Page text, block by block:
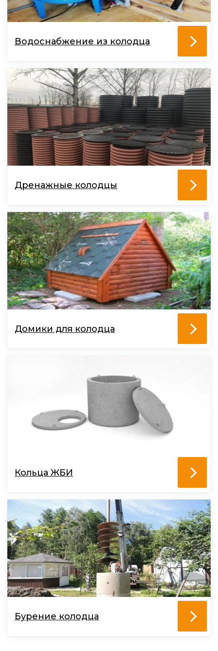
Водоснабжение из колодца
Дренажные колодцы
Домики для колодца
Кольца ЖБИ
Бурение колодца